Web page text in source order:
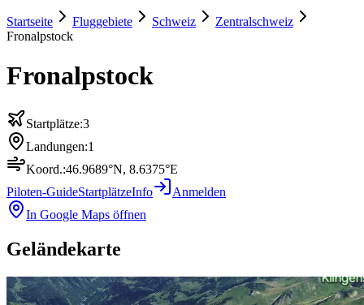
Startseite Fluggebiete Schweiz
Zentralschweiz
Fronalpstock
Fronalpstock
Startplätze:3
Landungen:1
Koord.:46.9689°N, 8.6375°E
Piloten-GuideStartplätzeInfo
Anmelden
In Google Maps öffnen
Geländekarte